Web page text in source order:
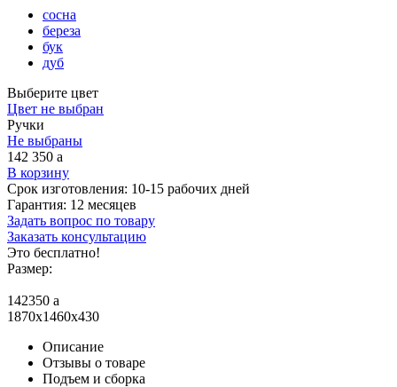
сосна
береза
бук
дуб
Выберите цвет
Цвет не выбран
Ручки
Не выбраны
142 350 a
В корзину
Срок изготовления: 10-15 рабочих дней
Гарантия: 12 месяцев
Задать вопрос по товару
Заказать консультацию
Это бесплатно!
Размер:
142350 a
1870x1460x430
Описание
Отзывы о товаре
Подъем и сборка